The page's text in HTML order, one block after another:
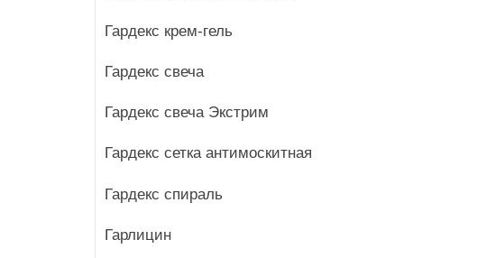
Гардекс крем-гель
Гардекс свеча
Гардекс свеча Экстрим
Гардекс сетка антимоскитная
Гардекс спираль
Гарлицин